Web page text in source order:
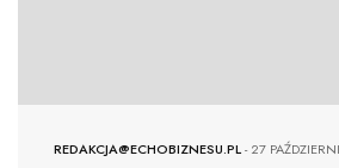
REDAKCJA@ECHOBIZNESU.PL-27